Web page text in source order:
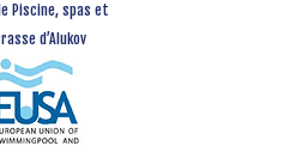
Piscine, spas et
d’Alukov